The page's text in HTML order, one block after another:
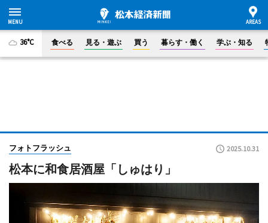
36°C 食べる 見る・遊ぶ 買う 暮らす・働く 学ぶ・知る
フォトフラッシュ 2025.10.31
松本に和食居酒屋「しゅはり」